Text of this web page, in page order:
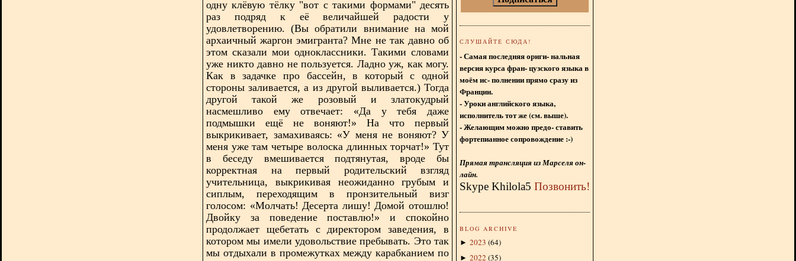
одну клёвую тёлку "вот с такими формами" десять
раз подряд к её величайшей радости у
удовлетворению. (Вы обратили внимание на мой
архаичный жаргон эмигранта? Мне не так давно об
этом сказали мои одноклассники. Такими словами
уже никто давно не пользуется. Ладно уж, как могу.
Как в задачке про бассейн, в который с одной
стороны заливается, а из другой выливается.) Тогда
другой такой же розовый и златокудрый
насмешливо ему отвечает: «Да у тебя даже
подмышки ещё не воняют!» На что первый
выкрикивает, замахиваясь: «У меня не воняют? У
меня уже там четыре волоска длинных торчат!» Тут
в беседу вмешивается подтянутая, вроде бы
корректная на первый родительский взгляд
учительница, выкрикивая неожиданно грубым и
сиплым, переходящим в пронзительный визг
голосом: «Молчать! Десерта лишу! Домой отошлю!
Двойку за поведение поставлю!» и спокойно
продолжает щебетать с директором заведения, в
котором мы имели удовольствие пребывать. Это так
мы отдыхали в промежутках между карабканием по
СЛУШАЙТЕ СЮДА!
- Самая последняя ориги- нальная
версия курса фран- цузского языка в
моём ис- полнении прямо сразу из
Франции.
- Уроки английского языка,
исполнитель тот же (см. выше).
- Желающим можно предо- ставить
фортепианное сопровождение :-)
Прямая трансляция из Марселя он-
лайн.
Skype Khilola5 Позвонить!
BLOG ARCHIVE
► 2023 (64)
► 2022 (35)